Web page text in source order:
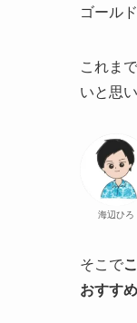
ゴール
これま
いと思い
海辺ひろ
そこで
おすす